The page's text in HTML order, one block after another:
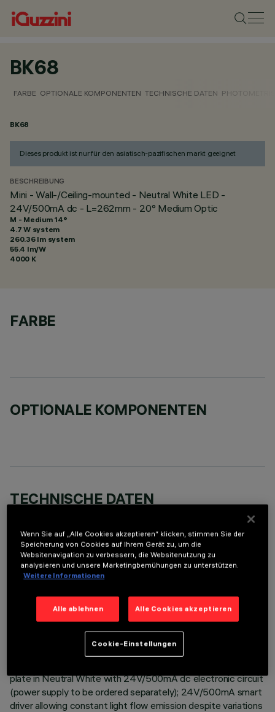
BK68
FARBE OPTIONALE KOMPONENTEN TECHNISCHE DATEN
BK68
Dieses produkt ist nur für den asiatisch-pazifischen markt geeignet
BESCHREIBUNG
Mini - Wall-/Ceiling-mounted - Neutral White LED -
24V/500mA dc - L=262mm - 20° Medium Optic
M - Medium 14°
4.7 W system
260.36 lm system
55.4 lm/W
4000 K
FARBE
OPTIONALE KOMPONENTEN
TECHNISCHE DATEN
BESCHREIBUNG
Direct light luminaire, designed to use monochrome LED
supports for installation (to be ordered separately). Extruded
aluminium body, with zamak die-cast end caps complete with
silicone gaskets. Coated with liquid acrylic paint with a high
level of weather and UV ray resistance. The top of the
optical assembly is closed by a 3 mm thick transparent glass
plate in Neutral White with 24V/500mA dc electronic circuit
(power supply to be ordered separately); 24V/500mA smart
driver allowing constant light flow emission despite variations
Wenn Sie auf „Alle Cookies akzeptieren“ klicken, stimmen Sie der
Speicherung von Cookies auf Ihrem Gerät zu, um die
Websitenavigation zu verbessern, die Websitenutzung zu
analysieren und unsere Marketingbemühungen zu unterstützen.
Weitere Informationen
Alle ablehnen Alle Cookies akzeptieren
Cookie-Einstellungen